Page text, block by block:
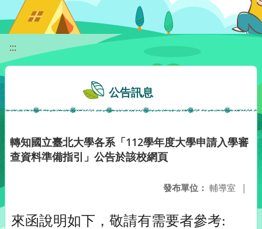
:::
公告訊息
轉知國立臺北大學各系「112學年度大學申請入學審
查資料準備指引」公告於該校網頁
發布單位： 輔導室 |
來函說明如下，敬請有需要者參考: